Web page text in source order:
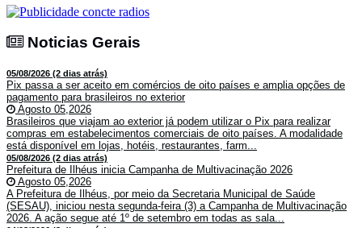
Noticias Gerais
05/08/2026 (2 dias atrás)
Pix passa a ser aceito em comércios de oito países e amplia opções de
pagamento para brasileiros no exterior
Agosto 05,2026
Brasileiros que viajam ao exterior já podem utilizar o Pix para realizar
compras em estabelecimentos comerciais de oito países. A modalidade
está disponível em lojas, hotéis, restaurantes, farm...
05/08/2026 (2 dias atrás)
Prefeitura de Ilhéus inicia Campanha de Multivacinação 2026
Agosto 05,2026
A Prefeitura de Ilhéus, por meio da Secretaria Municipal de Saúde
(SESAU), iniciou nesta segunda-feira (3) a Campanha de Multivacinação
2026. A ação segue até 1º de setembro em todas as sala...